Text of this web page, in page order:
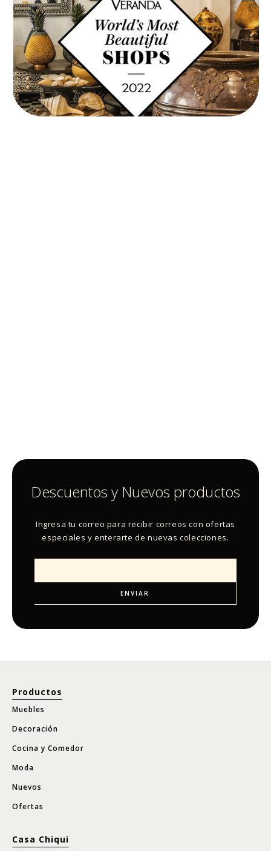
Descuentos y Nuevos productos
Ingresa tu correo para recibir correos con ofertas
especiales y enterarte de nuevas colecciones.
Productos
Muebles
Decoración
Cocina y Comedor
Moda
Nuevos
Ofertas
Casa Chiqui